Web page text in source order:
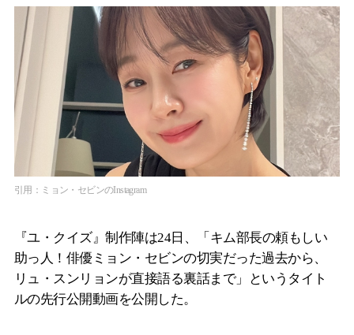
引用：ミョン・セビンのInstagram
『ユ・クイズ』制作陣は24日、「キム部長の頼もしい
助っ人！俳優ミョン・セビンの切実だった過去から、
リュ・スンリョンが直接語る裏話まで」というタイト
ルの先行公開動画を公開した。